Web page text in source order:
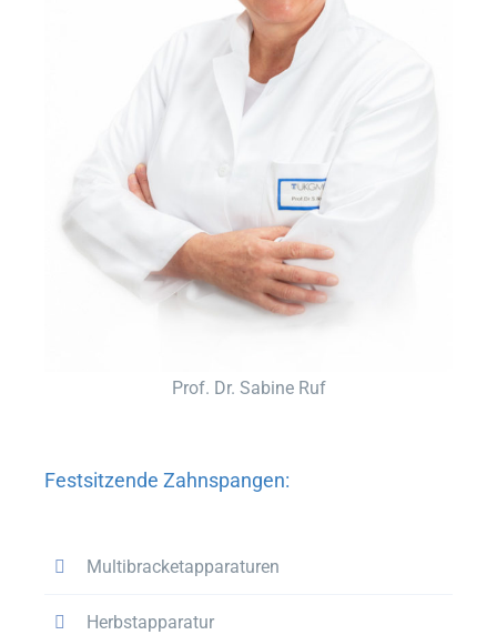
Prof. Dr. Sabine Ruf
Festsitzende Zahnspangen:
Multibracketapparaturen
Herbstapparatur